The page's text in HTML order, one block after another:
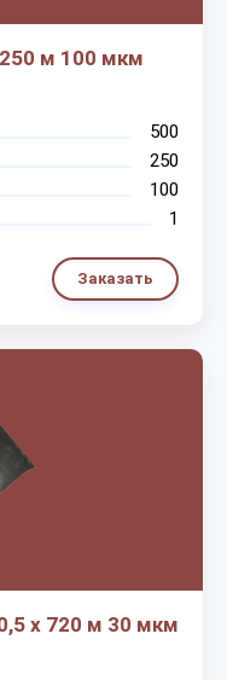
м 100 мкм
500
250
100
1
Заказать
х 720 м 30 мкм